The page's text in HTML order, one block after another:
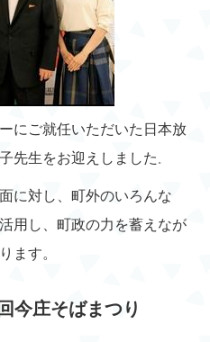
にご就任いただいた日本放
先生をお迎えしました
に対し、町外のいろんな
用し、町政の力を蓄えなが
ます。
今庄そばまつり